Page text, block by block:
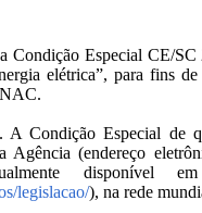
Condição Especial CE/
elétrica”, para fins
A Condição Especial de
Agência (endereço
disponível em
legislacao/), na rede